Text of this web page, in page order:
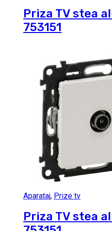
Priza TV stea
753151
Aparataj, Prize tv
Priza TV stea